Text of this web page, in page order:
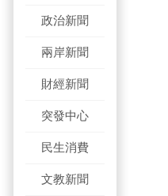
政治新聞
兩岸新聞
財經新聞
突發中心
民生消費
文教新聞